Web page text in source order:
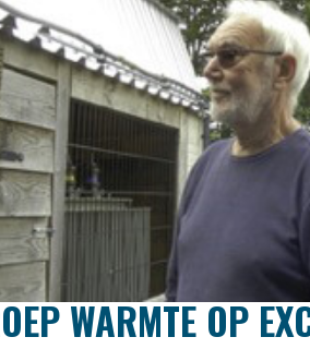
WARMTE OP